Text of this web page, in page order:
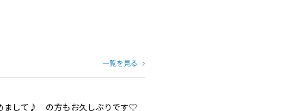
一覧を見る
めまして♪ の方もお久しぶりです♡